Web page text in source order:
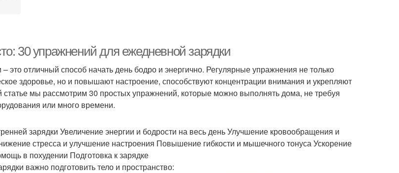
30 упражнений для ежедневной зарядки
– это отличный способ начать день бодро и энергично. Регулярные упражнения не только
здоровье, но и повышают настроение, способствуют концентрации внимания и укрепляют
статье мы рассмотрим 30 простых упражнений, которые можно выполнять дома, не требуя
или много времени.
зарядки Увеличение энергии и бодрости на весь день Улучшение кровообращения и
стресса и улучшение настроения Повышение гибкости и мышечного тонуса Ускорение
в похудении Подготовка к зарядке
важно подготовить тело и пространство: